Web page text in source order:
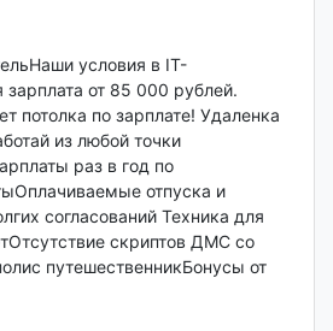
условия в IT-
от 85 000 рублей.
потолка по зарплате! Удаленка
из любой точки
раз в год по
отпуска и
согласований Техника для
скриптов ДМС со
путешественникБонусы от